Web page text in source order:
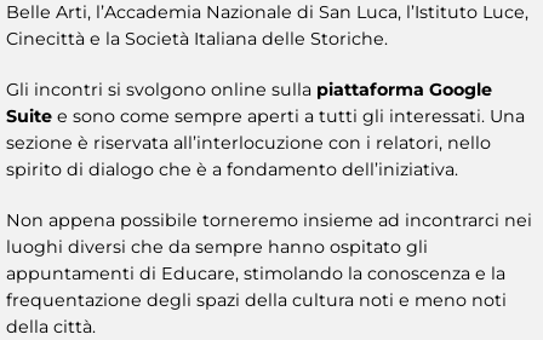
Belle Arti, l’Accademia Nazionale di San Luca, l’Istituto Luce,
Cinecittà e la Società Italiana delle Storiche.
Gli incontri si svolgono online sulla piattaforma Google
Suite e sono come sempre aperti a tutti gli interessati. Una
sezione è riservata all’interlocuzione con i relatori, nello
spirito di dialogo che è a fondamento dell’iniziativa.
Non appena possibile torneremo insieme ad incontrarci nei
luoghi diversi che da sempre hanno ospitato gli
appuntamenti di Educare, stimolando la conoscenza e la
frequentazione degli spazi della cultura noti e meno noti
della città.